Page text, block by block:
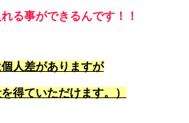
る事ができるんです！！
人差がありますが
得ていただけます。）